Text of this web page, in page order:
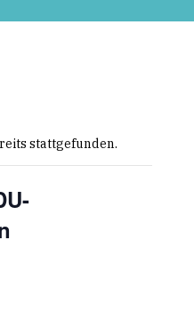
stattgefunden.